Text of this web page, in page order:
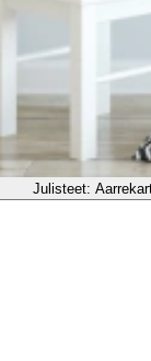
Julisteet: